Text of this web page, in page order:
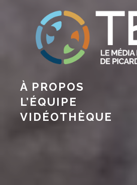
À PROPOS
L’ÉQUIPE
VIDÉOTHÈQUE